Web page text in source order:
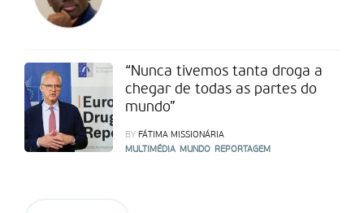
“Nunca tivemos tanta droga a
chegar de todas as partes do
mundo”
BYFÁTIMA MISSIONÁRIA
MULTIMÉDIA MUNDO REPORTAGEM